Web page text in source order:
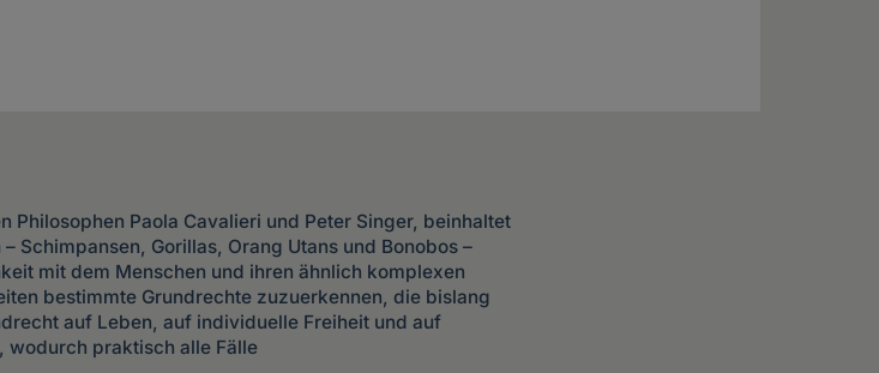
Philosophen Paola Cavalieri und Peter Singer, beinhaltet
Schimpansen, Gorillas, Orang Utans und Bonobos –
mit dem Menschen und ihren ähnlich komplexen
bestimmte Grundrechte zuzuerkennen, die bislang
auf Leben, auf individuelle Freiheit und auf
wodurch praktisch alle Fälle